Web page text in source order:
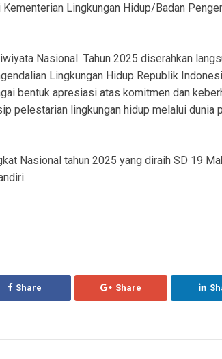
Lingkungan Hidup/Badan
Nasional Tahun 2025 diserahkan
Lingkungan Hidup Republik
bentuk apresiasi atas komitmen dan
pelestarian lingkungan hidup melalui dunia
Nasional tahun 2025 yang diraih SD 19
Share Share